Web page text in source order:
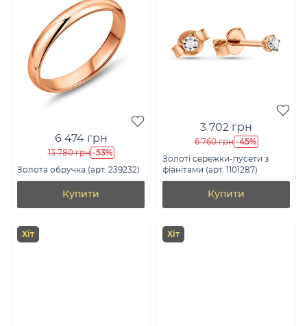
6 474 грн
13 780 грн -53%
Золота обручка (арт. 239232)
Купити
3 702 грн
6 760 грн -45%
Золоті сережки-пусети з
фіанітами (арт. 1101287)
Купити
Хіт Хіт